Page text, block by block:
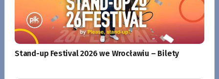
Stand-up Festival 2026 we Wrocławiu – Bilety